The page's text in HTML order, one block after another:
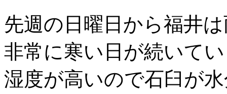
先週の日曜日から福井
非常に寒い日が続いて
湿度が高いので石臼が